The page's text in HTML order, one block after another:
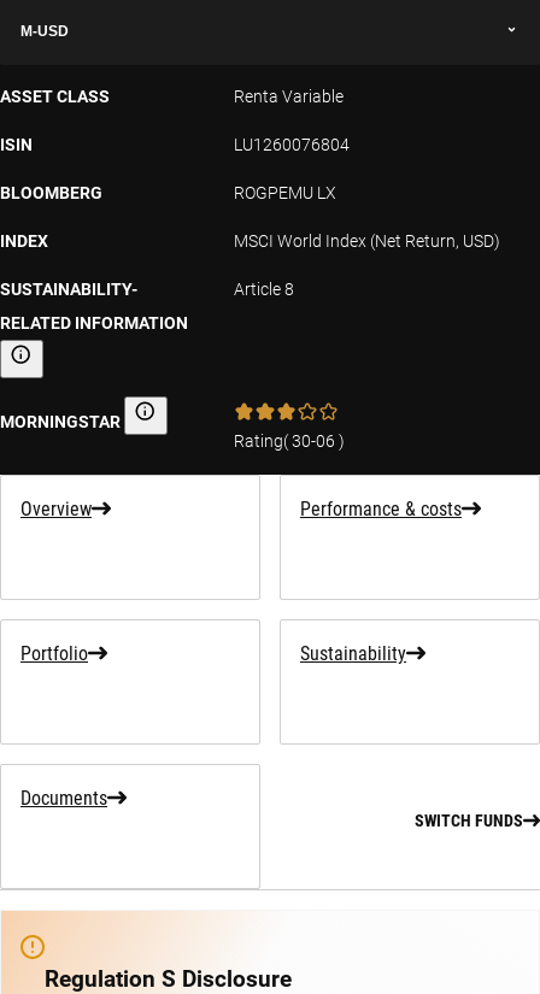
M-USD
ASSET CLASS Renta Variable
ISIN LU1260076804
BLOOMBERG ROGPEMU LX
INDEX MSCI World Index (Net Return, USD)
SUSTAINABILITY-
RELATED INFORMATION
Sustainability-related information
Article 8
MORNINGSTAR Morningstar
Rating(30-06 )
Overview Performance & costs
Portfolio Sustainability
Documents
SWITCH FUNDS
Regulation S Disclosure